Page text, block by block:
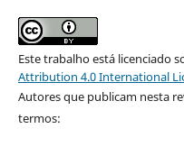
Este trabalho está licenciado
Attribution 4.0 International
Autores que publicam nesta
termos: